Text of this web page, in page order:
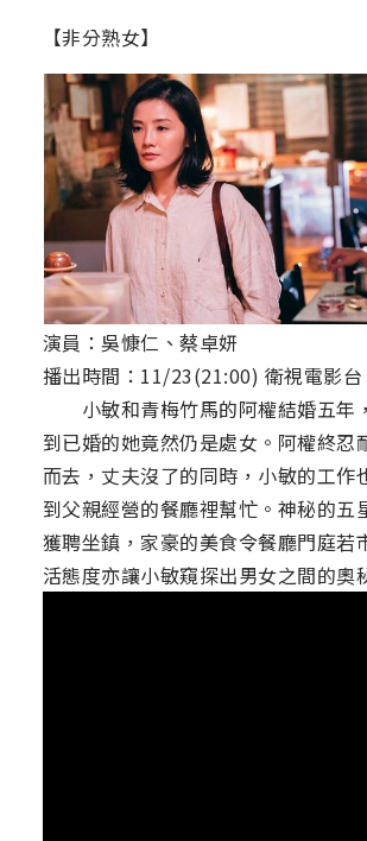
【非分熟女】
演員：吳慷仁、蔡卓妍
播出時間：11/23(21:00) 衛視電影台
小敏和青梅竹馬的阿權結婚五年
到已婚的她竟然仍是處女。阿權終忍
而去，丈夫沒了的同時，小敏的工作
到父親經營的餐廳裡幫忙。神秘的五
獲聘坐鎮，家豪的美食令餐廳門庭若
活態度亦讓小敏窺探出男女之間的